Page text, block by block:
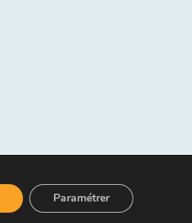
Paramétrer